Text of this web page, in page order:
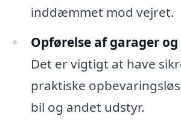
inddæmmet mod vejret.
Opførelse af garager
Det er vigtigt at have
praktiske
bil og andet udstyr.